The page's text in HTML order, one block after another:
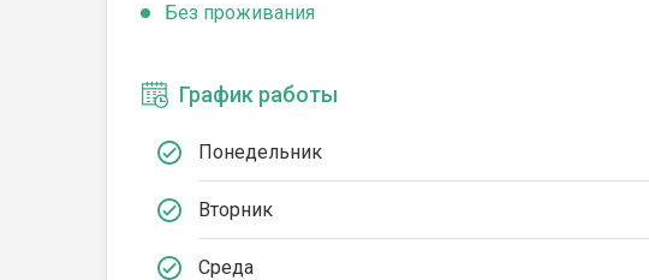
Без проживания
График работы
Понедельник
Вторник
Среда